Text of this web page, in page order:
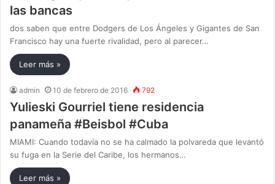
las bancas
dos saben que entre Dodgers de Los Ángeles y Gigantes de San
Francisco hay una fuerte rivalidad, pero al parecer…
Leer más »
admin 10 de febrero de 2016 792
Yulieski Gourriel tiene residencia
panameña #Beisbol #Cuba
MIAMI: Cuando todavía no se ha calmado la polvareda que levantó
su fuga en la Serie del Caribe, los hermanos…
Leer más »